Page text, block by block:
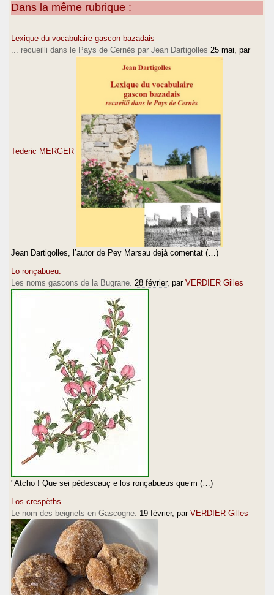
Dans la même rubrique :
Lexique du vocabulaire gascon bazadais
... recueilli dans le Pays de Cernès par Jean Dartigolles 25 mai , par
Tederic MERGER
Jean Dartigolles, l’autor de Pey Marsau dejà comentat (…)
Lo ronçabueu.
Les noms gascons de la Bugrane. 28 février, par VERDIER Gilles
"Atcho ! Que sei pèdescauç e los ronçabueus que’m (…)
Los crespèths.
Le nom des beignets en Gascogne. 19 février, par VERDIER Gilles